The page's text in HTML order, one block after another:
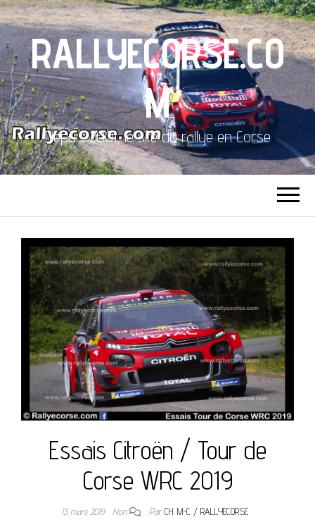
RALLYECORSE.CO
M
Depuis 2001, le site du rallye en Corse
Essais Citroën / Tour de
Corse WRC 2019
13 mars 2019 Non ParCH. M-C / RALLYECORSE